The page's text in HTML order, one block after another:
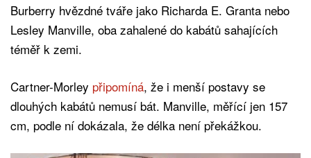
Burberry hvězdné tváře jako Richarda E. Granta nebo
Lesley Manville, oba zahalené do kabátů sahajících
téměř k zemi.
Cartner-Morley připomíná, že i menší postavy se
dlouhých kabátů nemusí bát. Manville, měřící jen 157
cm, podle ní dokázala, že délka není překážkou.